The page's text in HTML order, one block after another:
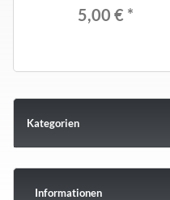
5,00 € *
Kategorien
Informationen